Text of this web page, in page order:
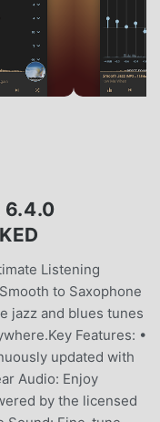
6.4.0
Listening
to Saxophone
jazz and blues tunes
Features: •
updated with
Audio: Enjoy
by the licensed